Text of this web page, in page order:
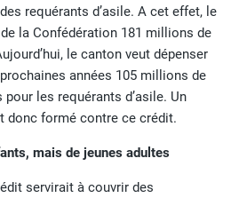
requérants d’asile. A cet effet, le
la Confédération 181 millions de
le canton veut dépenser
années 105 millions de
les requérants d’asile. Un
donc formé contre ce crédit.
mais de jeunes adultes
servirait à couvrir des